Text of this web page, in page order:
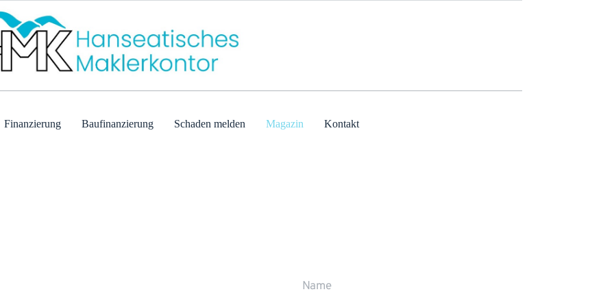
Finanzierung Baufinanzierung Schaden melden Magazin Kontakt